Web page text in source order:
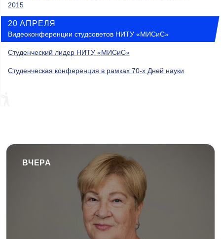
2015
20 АПРЕЛЯ
Видеоконференции студсоветов НИТУ «МИСиС»
Студенческий лидер НИТУ «МИСиС»
Студенческая конференция в рамках 70-х Дней науки
ВЧЕРА